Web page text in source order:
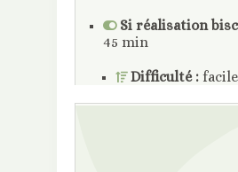
Si réalisation
45 min
Difficulté : facile